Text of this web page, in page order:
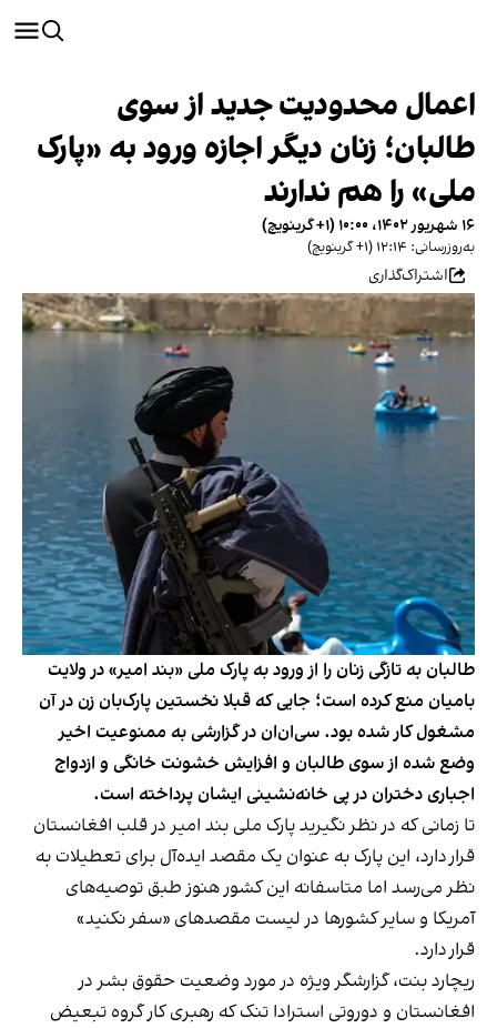
اعمال محدودیت جدید از سوی
طالبان؛ زنان دیگر اجازه ورود به «پارک
ملی» را هم ندارند
۱۶ شهریور ۱۴۰۲، ۱۰:۰۰ (‎+۱ گرینویچ)
به‌روزرسانی: ۱۲:۱۴ (‎+۱ گرینویچ)
اشتراک‌گذاری
طالبان به تازگی زنان را از ورود به پارک ملی «بند امیر» در ولایت
بامیان منع کرده است؛ جایی که قبلا نخستین پارک‌بان زن در آن
مشغول کار شده بود. سی‌ان‌ان در گزارشی به ممنوعیت اخیر
وضع شده از سوی طالبان و افزایش خشونت خانگی و ازدواج
اجباری دختران در پی خانه‌نشینی ایشان پرداخته است.
تا زمانی که در نظر نگیرید پارک ملی بند امیر در قلب افغانستان
قرار دارد، این پارک به عنوان یک مقصد ایده‌آل برای تعطیلات به
نظر می‌رسد اما متاسفانه این کشور هنوز طبق توصیه‌های
آمریکا و سایر کشورها در لیست مقصدهای «سفر نکنید»
قرار دارد.
ریچارد بنت، گزارشگر ویژه در مورد وضعیت حقوق بشر در
افغانستان و دوروتی استرادا تنک که رهبری کار گروه تبعیض